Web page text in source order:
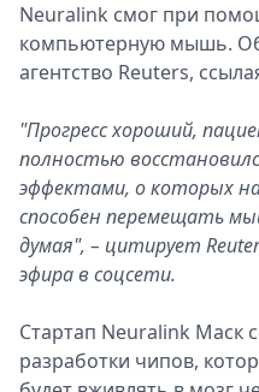
Neuralink смог при
компьютерную мышь.
агентство Reuters,
"Прогресс хороший,
полностью
эффектами, о которых
способен перемещать
думая", – цитирует
эфира в соцсети.
Стартап Neuralink Маск
разработки чипов,